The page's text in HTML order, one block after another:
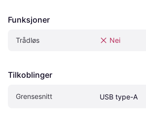
Funksjoner
Trådløs Nei
Tilkoblinger
Grensesnitt USB type-A